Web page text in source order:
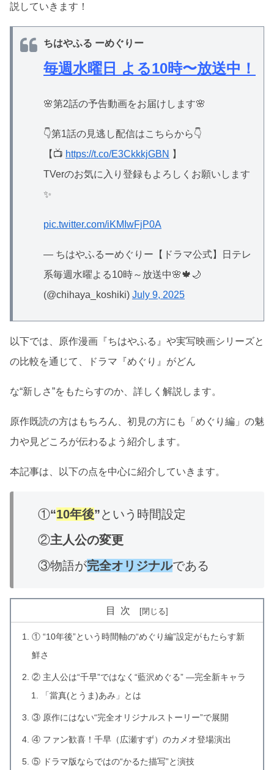
説していきます！
ちはやふる ーめぐりー
毎週水曜日 よる10時〜放送中！
🌸第2話の予告動画をお届けします🌸
👇第1話の見逃し配信はこちらから👇
【📺 https://t.co/E3CkkkjGBN 】
TVerのお気に入り登録もよろしくお願いします
✨
pic.twitter.com/iKMIwFjP0A
— ちはやふるーめぐりー【ドラマ公式】日テレ
系毎週水曜よる10時～放送中🌸🍁🌙
(@chihaya_koshiki) July 9, 2025
以下では、原作漫画『ちはやふる』や実写映画シリーズと
の比較を通じて、ドラマ『めぐり』がどん
な“新しさ”をもたらすのか、詳しく解説します。
原作既読の方はもちろん、初見の方にも「めぐり編」の魅
力や見どころが伝わるよう紹介します。
本記事は、以下の点を中心に紹介していきます。
①“10年後”という時間設定
②主人公の変更
③物語が完全オリジナルである
目次
① “10年後”という時間軸の“めぐり編”設定がもたらす新
鮮さ
② 主人公は“千早”ではなく“藍沢めぐる” ―完全新キャラ
「當真(とうま)あみ」とは
③ 原作にはない“完全オリジナルストーリー”で展開
④ ファン歓喜！千早（広瀬すず）のカメオ登場演出
⑤ ドラマ版ならではの“かるた描写”と演技